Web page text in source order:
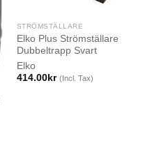
STRÖMSTÄLLARE
Elko Plus Strömställare
Dubbeltrapp Svart
Elko
414.00kr (Incl. Tax)